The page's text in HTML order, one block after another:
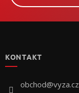
KONTAKT
obchod@vyza.cz